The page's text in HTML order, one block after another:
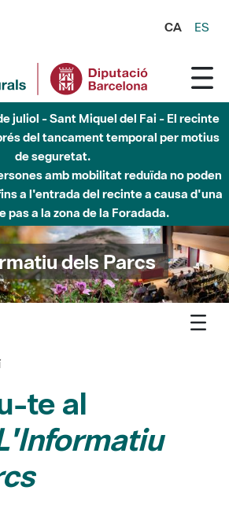
CA ES
juliol - Sant Miquel del Fai - El recinte
del tancament temporal per motius
de seguretat.
amb mobilitat reduïda no poden
a l'entrada del recinte a causa d'una
pas a la zona de la Foradada.
dels Parcs
te al